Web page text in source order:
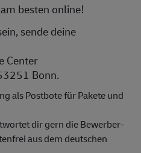
am besten online!
sende deine
Center
Bonn.
als Postbote für Pakete und
dir gern die Bewerber-
aus dem deutschen